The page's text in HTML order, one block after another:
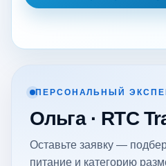
ПЕРСОНАЛЬНЫЙ
Ольга · RTC
Оставьте заявку —
питание и категорию